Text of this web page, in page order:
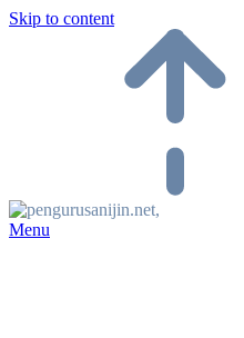
Skip to content
Menu